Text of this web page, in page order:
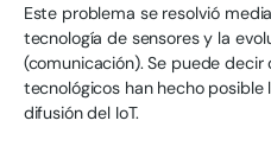
Este problema se resolvió
tecnología de sensores y la
(comunicación). Se puede
tecnológicos han hecho
difusión del IoT.